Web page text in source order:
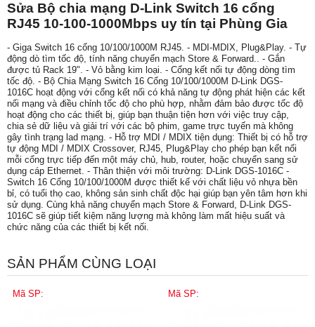
Sửa Bộ chia mạng D-Link Switch 16 cổng
RJ45 10-100-1000Mbps uy tín tại Phùng Gia
- Giga Switch 16 cổng 10/100/1000M RJ45. - MDI-MDIX, Plug&Play. - Tự
động dò tìm tốc độ, tính năng chuyển mạch Store & Forward.. - Gắn
được tủ Rack 19". - Vỏ bằng kim loại. - Cổng kết nối tự động dòng tìm
tốc độ. - Bộ Chia Mạng Switch 16 Cổng 10/100/1000M D-Link DGS-
1016C hoạt động với cổng kết nối có khả năng tự động phát hiện các kết
nối mạng và điều chỉnh tốc độ cho phù hợp, nhằm đảm bảo được tốc độ
hoạt động cho các thiết bị, giúp bạn thuận tiện hơn với việc truy cập,
chia sẻ dữ liệu và giải trí với các bộ phim, game trực tuyến mà không
gây tình trạng lad mạng. - Hỗ trợ MDI / MDIX tiện dụng: Thiết bị có hỗ trợ
tự động MDI / MDIX Crossover, RJ45, Plug&Play cho phép bạn kết nối
mỗi cổng trực tiếp đến một máy chủ, hub, router, hoặc chuyển sang sử
dụng cáp Ethernet. - Thân thiện với môi trường: D-Link DGS-1016C -
Switch 16 Cổng 10/100/1000M được thiết kế với chất liệu vỏ nhựa bền
bỉ, có tuổi thọ cao, không sản sinh chất độc hại giúp bạn yên tâm hơn khi
sử dụng. Cùng khả năng chuyển mạch Store & Forward, D-Link DGS-
1016C sẽ giúp tiết kiệm năng lượng mà không làm mất hiệu suất và
chức năng của các thiết bị kết nối.
SẢN PHẨM CÙNG LOẠI
Mã SP: Mã SP: